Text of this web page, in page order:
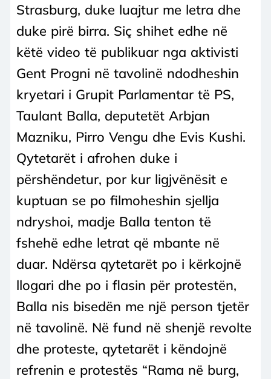
Strasburg, duke luajtur me letra dhe
duke pirë birra. Siç shihet edhe në
këtë video të publikuar nga aktivisti
Gent Progni në tavolinë ndodheshin
kryetari i Grupit Parlamentar të PS,
Taulant Balla, deputetët Arbjan
Mazniku, Pirro Vengu dhe Evis Kushi.
Qytetarët i afrohen duke i
përshëndetur, por kur ligjvënësit e
kuptuan se po filmoheshin sjellja
ndryshoi, madje Balla tenton të
fshehë edhe letrat që mbante në
duar. Ndërsa qytetarët po i kërkojnë
llogari dhe po i flasin për protestën,
Balla nis bisedën me një person tjetër
në tavolinë. Në fund në shenjë revolte
dhe proteste, qytetarët i këndojnë
refrenin e protestës “Rama në burg,